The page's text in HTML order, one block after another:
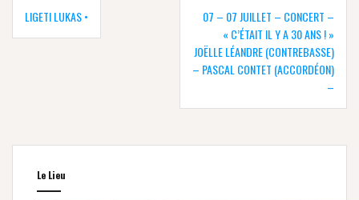
LIGETI LUKAS •
07 – 07 JUILLET – CONCERT –
« C’ÉTAIT IL Y A 30 ANS ! »
JOËLLE LÉANDRE (CONTREBASSE)
– PASCAL CONTET (ACCORDÉON)
–
Le Lieu